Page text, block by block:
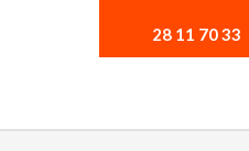
28 11 70 33​